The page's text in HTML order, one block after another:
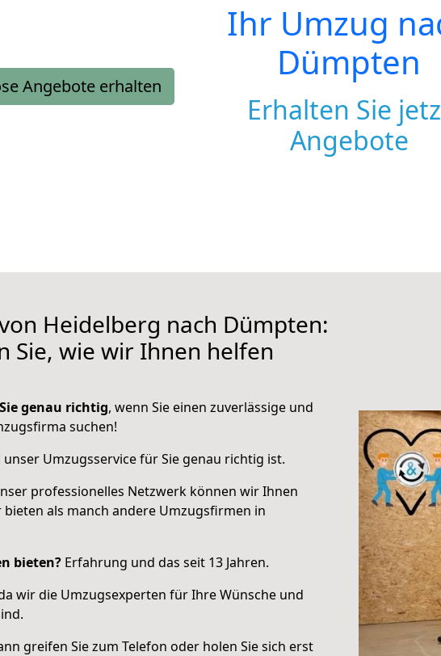
Angebote erhalten
Ihr Umzug
Dümpten
Erhalten Sie
Angebote
Heidelberg nach Dümpten:
Sie, wie wir Ihnen helfen
genau richtig, wenn Sie einen zuverlässige und
suchen!
unser Umzugsservice für Sie genau richtig ist.
professionelles Netzwerk können wir Ihnen
als manch andere Umzugsfirmen in
bieten? Erfahrung und das seit 13 Jahren.
wir die Umzugsexperten für Ihre Wünsche und
greifen Sie zum Telefon oder holen Sie sich erst